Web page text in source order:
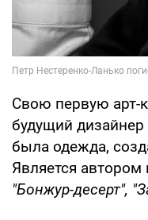
Свою первую арт-
будущий дизайнер
была одежда,
Является автором
"Бонжур-десерт",